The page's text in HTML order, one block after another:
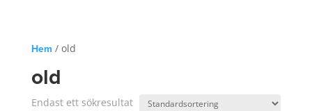
Hem / old
old
Endast ett sökresultat